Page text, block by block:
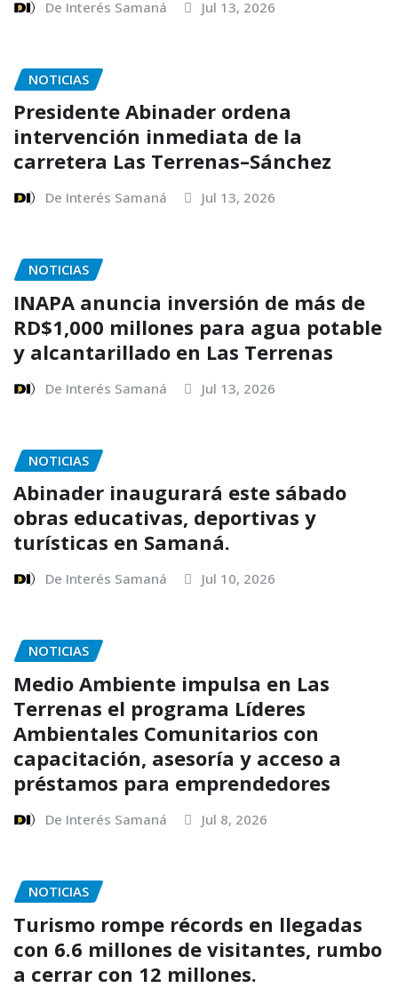
De Interés Samaná Jul 13, 2026
NOTICIAS
Presidente Abinader ordena
intervención inmediata de la
carretera Las Terrenas–Sánchez
De Interés Samaná Jul 13, 2026
NOTICIAS
INAPA anuncia inversión de más de
RD$1,000 millones para agua potable
y alcantarillado en Las Terrenas
De Interés Samaná Jul 13, 2026
NOTICIAS
Abinader inaugurará este sábado
obras educativas, deportivas y
turísticas en Samaná.
De Interés Samaná Jul 10, 2026
NOTICIAS
Medio Ambiente impulsa en Las
Terrenas el programa Líderes
Ambientales Comunitarios con
capacitación, asesoría y acceso a
préstamos para emprendedores
De Interés Samaná Jul 8, 2026
NOTICIAS
Turismo rompe récords en llegadas
con 6.6 millones de visitantes, rumbo
a cerrar con 12 millones.